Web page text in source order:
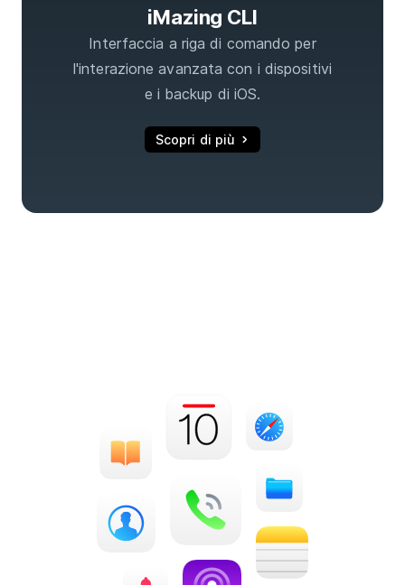
iMazing CLI
Interfaccia a riga di comando per
l'interazione avanzata con i dispositivi
e i backup di iOS.
Scopri di più